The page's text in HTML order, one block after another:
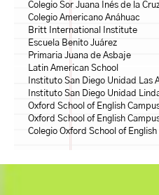
Colegio Sor Juana Inés de la
Colegio Americano Anáhuac
Britt International Institute
Escuela Benito Juárez
Primaria Juana de Asbaje
Latin American School
Instituto San Diego Unidad Las
Instituto San Diego Unidad
Oxford School of English
Oxford School of English
Colegio Oxford School of